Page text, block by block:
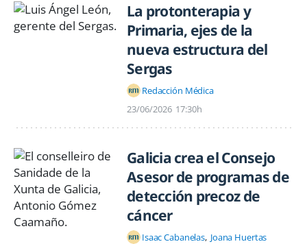
La protonterapia y
Primaria, ejes de la
nueva estructura del
Sergas
Redacción Médica
23/06/2026 17:30h
Galicia crea el Consejo
Asesor de programas de
detección precoz de
cáncer
Isaac Cabanelas Joana Huertas